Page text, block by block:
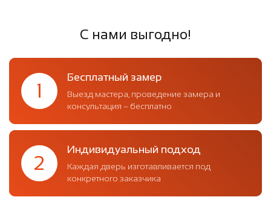
С нами выгодно!
1
Бесплатный замер
Выезд мастера, проведение замера и
консультация – бесплатно
2
Индивидуальный подход
Каждая дверь изготавливается под
конкретного заказчика